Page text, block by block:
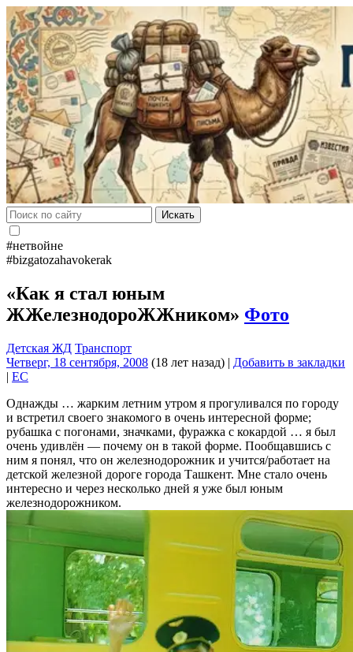
Искать
#нетвойне
#bizgatozahavokerak
«Как я стал юным
ЖЖелезнодороЖЖником» Фото
Детская ЖД Транспорт
Четверг, 18 сентября, 2008 (18 лет назад) | Добавить в закладки
| EC
Однажды … жарким летним утром я прогуливался по городу
и встретил своего знакомого в очень интересной форме;
рубашка с погонами, значками, фуражка с кокардой … я был
очень удивлён — почему он в такой форме. Пообщавшись с
ним я понял, что он железнодорожник и учится/работает на
детской железной дороге города Ташкент. Мне стало очень
интересно и через несколько дней я уже был юным
железнодорожником.